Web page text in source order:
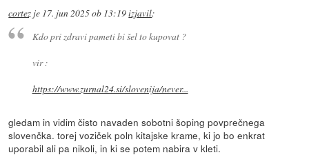
cortez je 17. jun 2025 ob 13:19izjavil:
Kdo pri zdravi pameti bi šel to kupovat ?
vir :
https://www.zurnal24.si/slovenija/never...
gledam in vidim čisto navaden sobotni šoping povprečnega
slovenčka. torej voziček poln kitajske krame, ki jo bo enkrat
uporabil ali pa nikoli, in ki se potem nabira v kleti.